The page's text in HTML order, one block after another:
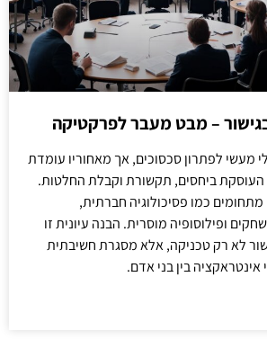
בגישור – מבט מעבר לפרקטיקה
מעשי לפתרון סכסוכים, אך מאחוריו עומדת
העוסקת ביחסים, תקשורת וקבלת החלטות.
כמו פסיכולוגיה חברתית,
ופילוסופיה מוסרית. הבנה עיונית זו
לא רק טכניקה, אלא מסגרת חשיבתית
בין בני אדם.